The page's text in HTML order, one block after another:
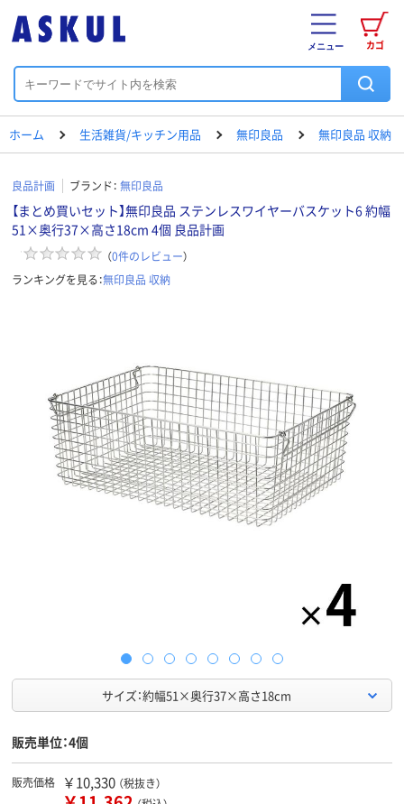
カゴ
メニュー
ホーム 生活雑貨/キッチン用品 無印良品 無印良品 収納
良品計画 ブランド： 無印良品
【まとめ買いセット】無印良品 ステンレスワイヤーバスケット6 約幅
51×奥行37×高さ18cm 4個 良品計画
（0件のレビュー）
ランキングを見る：無印良品 収納
サイズ：約幅51×奥行37×高さ18cm
販売単位：4個
販売価格 ￥10,330 （税抜き）